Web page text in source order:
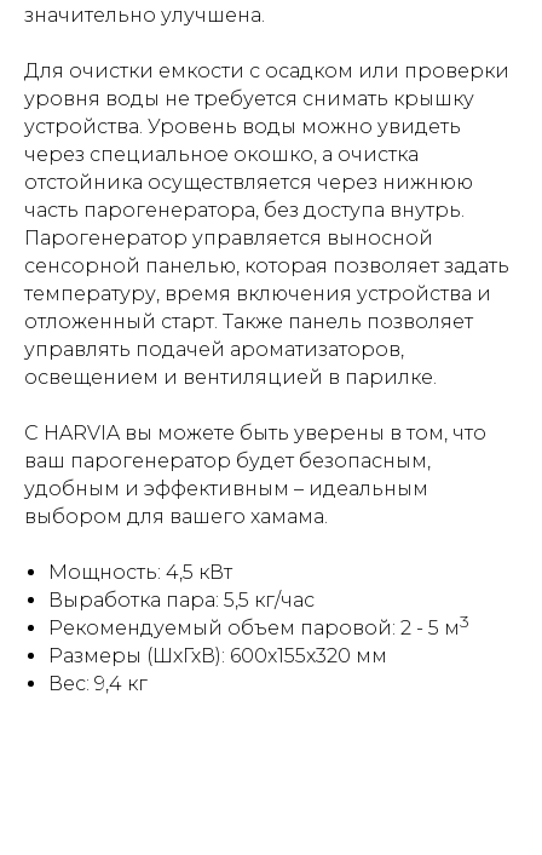
значительно улучшена.
Для очистки емкости с осадком или проверки
уровня воды не требуется снимать крышку
устройства. Уровень воды можно увидеть
через специальное окошко, а очистка
отстойника осуществляется через нижнюю
часть парогенератора, без доступа внутрь.
Парогенератор управляется выносной
сенсорной панелью, которая позволяет задать
температуру, время включения устройства и
отложенный старт. Также панель позволяет
управлять подачей ароматизаторов,
освещением и вентиляцией в парилке.
С HARVIA вы можете быть уверены в том, что
ваш парогенератор будет безопасным,
удобным и эффективным – идеальным
выбором для вашего хамама.
Мощность: 4,5 кВт
Выработка пара: 5,5 кг/час
Рекомендуемый объем паровой: 2 - 5 м3
Размеры (ШхГхВ): 600x155x320 мм
Вес: 9,4 кг